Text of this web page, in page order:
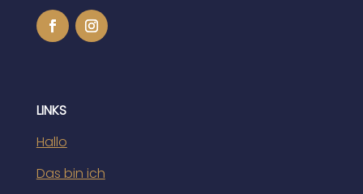
LINKS
Hallo
Das bin ich